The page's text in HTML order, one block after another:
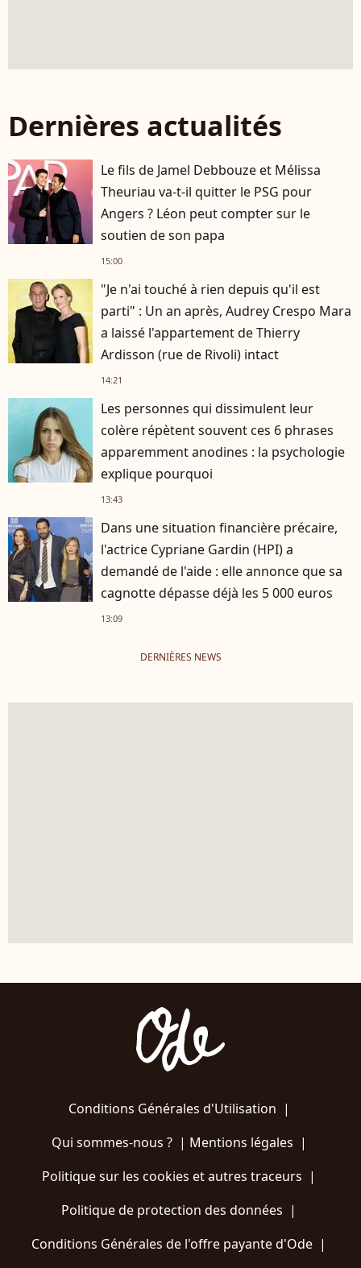
Dernières actualités
Le fils de Jamel Debbouze et Mélissa
Theuriau va-t-il quitter le PSG pour
Angers ? Léon peut compter sur le
soutien de son papa
15:00
"Je n'ai touché à rien depuis qu'il est
parti" : Un an après, Audrey Crespo Mara
a laissé l'appartement de Thierry
Ardisson (rue de Rivoli) intact
14:21
Les personnes qui dissimulent leur
colère répètent souvent ces 6 phrases
apparemment anodines : la psychologie
explique pourquoi
13:43
Dans une situation financière précaire,
l'actrice Cypriane Gardin (HPI) a
demandé de l'aide : elle annonce que sa
cagnotte dépasse déjà les 5 000 euros
13:09
DERNIÈRES NEWS
Conditions Générales d'Utilisation |
Qui sommes-nous ?| Mentions légales |
Politique sur les cookies et autres traceurs |
Politique de protection des données |
Conditions Générales de l'offre payante d'Ode |